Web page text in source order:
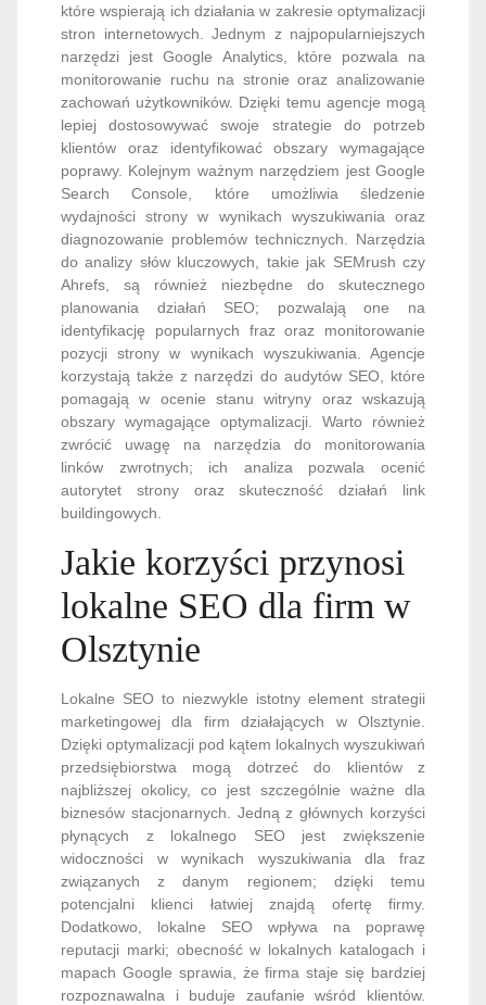
które wspierają ich działania w zakresie optymalizacji
stron internetowych. Jednym z najpopularniejszych
narzędzi jest Google Analytics, które pozwala na
monitorowanie ruchu na stronie oraz analizowanie
zachowań użytkowników. Dzięki temu agencje mogą
lepiej dostosowywać swoje strategie do potrzeb
klientów oraz identyfikować obszary wymagające
poprawy. Kolejnym ważnym narzędziem jest Google
Search Console, które umożliwia śledzenie
wydajności strony w wynikach wyszukiwania oraz
diagnozowanie problemów technicznych. Narzędzia
do analizy słów kluczowych, takie jak SEMrush czy
Ahrefs, są również niezbędne do skutecznego
planowania działań SEO; pozwalają one na
identyfikację popularnych fraz oraz monitorowanie
pozycji strony w wynikach wyszukiwania. Agencje
korzystają także z narzędzi do audytów SEO, które
pomagają w ocenie stanu witryny oraz wskazują
obszary wymagające optymalizacji. Warto również
zwrócić uwagę na narzędzia do monitorowania
linków zwrotnych; ich analiza pozwala ocenić
autorytet strony oraz skuteczność działań link
buildingowych.
Jakie korzyści przynosi
lokalne SEO dla firm w
Olsztynie
Lokalne SEO to niezwykle istotny element strategii
marketingowej dla firm działających w Olsztynie.
Dzięki optymalizacji pod kątem lokalnych wyszukiwań
przedsiębiorstwa mogą dotrzeć do klientów z
najbliższej okolicy, co jest szczególnie ważne dla
biznesów stacjonarnych. Jedną z głównych korzyści
płynących z lokalnego SEO jest zwiększenie
widoczności w wynikach wyszukiwania dla fraz
związanych z danym regionem; dzięki temu
potencjalni klienci łatwiej znajdą ofertę firmy.
Dodatkowo, lokalne SEO wpływa na poprawę
reputacji marki; obecność w lokalnych katalogach i
mapach Google sprawia, że firma staje się bardziej
rozpoznawalna i buduje zaufanie wśród klientów.